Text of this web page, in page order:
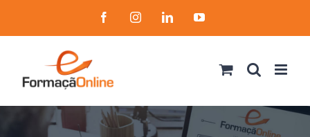
to
FacebookInstagramLinkedInYouTube